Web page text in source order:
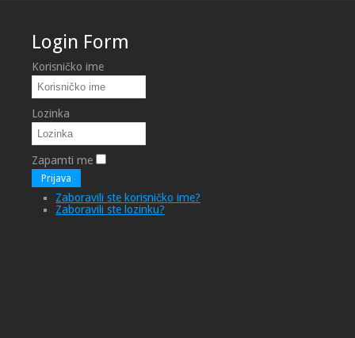
Login Form
Korisničko ime
Lozinka
Zapamti me
Prijava
Zaboravili ste korisničko ime?
Zaboravili ste lozinku?